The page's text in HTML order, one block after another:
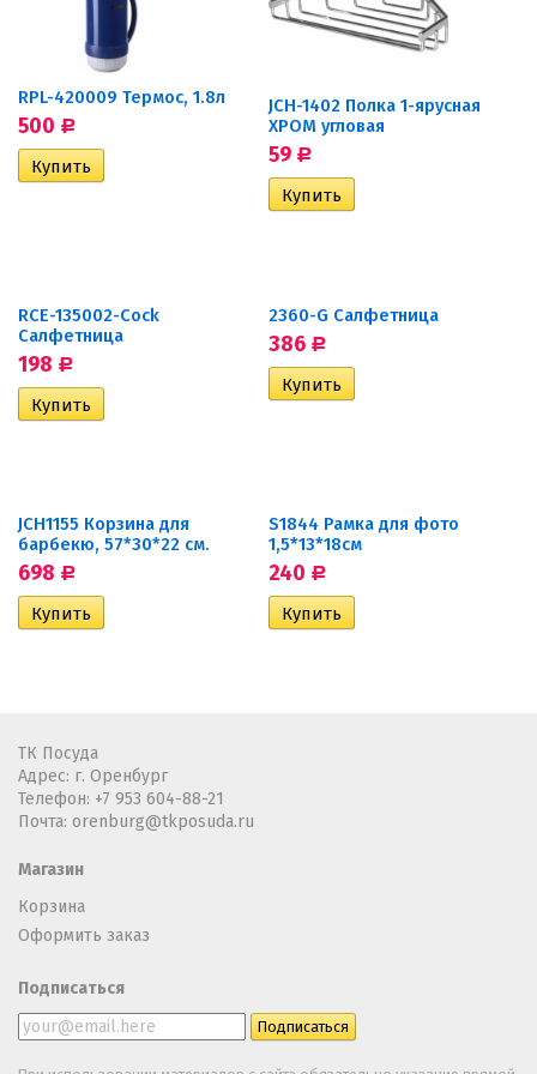
RPL-420009 Термос, 1.8л
500 Р
JCH-1402 Полка 1-ярусная
ХРОМ угловая
59 Р
RCE-135002-Cock
Салфетница
198 Р
2360-G Салфетница
386 Р
JCH1155 Корзина для
барбекю, 57*30*22 см.
698 Р
S1844 Рамка для фото
1,5*13*18см
240 Р
ТК Посуда
Адрес: г. Оренбург
Телефон: +7 953 604-88-21
Почта: orenburg@tkposuda.ru
Магазин
Корзина
Оформить заказ
Подписаться